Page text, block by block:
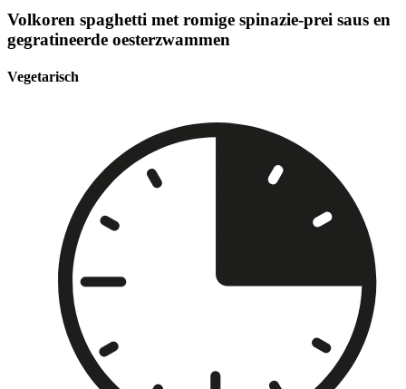
Volkoren spaghetti met romige spinazie-prei saus en
gegratineerde oesterzwammen
Vegetarisch